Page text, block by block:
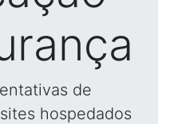
de
hospedados